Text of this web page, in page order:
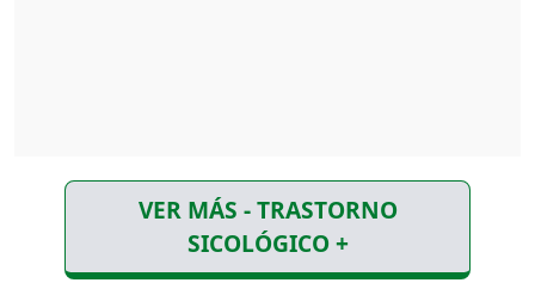
VER MÁS - TRASTORNO
SICOLÓGICO +